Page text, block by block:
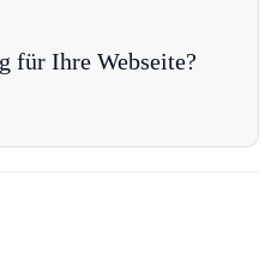
für Ihre Webseite?